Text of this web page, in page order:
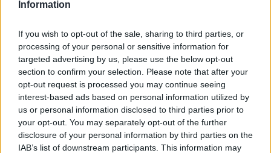
Information
If you wish to opt-out of the sale, sharing to third parties, or
processing of your personal or sensitive information for
targeted advertising by us, please use the below opt-out
section to confirm your selection. Please note that after your
opt-out request is processed you may continue seeing
interest-based ads based on personal information utilized by
us or personal information disclosed to third parties prior to
your opt-out. You may separately opt-out of the further
disclosure of your personal information by third parties on the
IAB’s list of downstream participants. This information may
ΓΙΑΝΝΗΣ ΑΝΤΕΤΟΚΟΥΝΜΠΟ
Share:
Ακολουθήστε το Νewsit.gr στο Google News
ενημερωθείτε πρώτοι για όλη την ειδησεογραφία και τα
τελευταία νέα της ημέρας